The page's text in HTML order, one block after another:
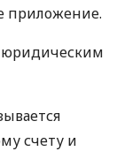
приложение.
счету и